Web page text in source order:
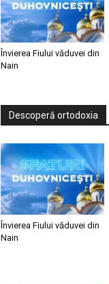
Învierea Fiului văduvei din
Nain
Descoperă ortodoxia
Învierea Fiului văduvei din
Nain